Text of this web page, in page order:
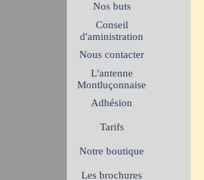
Nos buts
Conseil
d'aministration
Nous contacter
L'antenne
Montluçonnaise
Adhésion
Tarifs
Notre boutique
Les brochures